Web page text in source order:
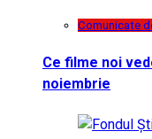
Comunicate
Ce filme noi
noiembrie